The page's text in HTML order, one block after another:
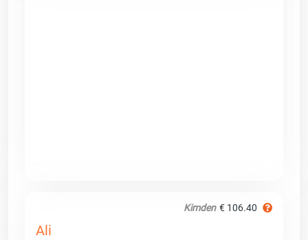
Kimden € 106.40
Ali